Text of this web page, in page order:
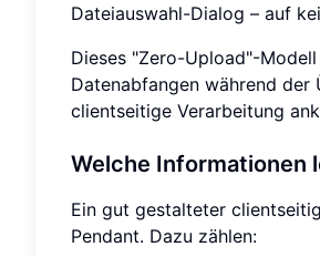
Dateiauswahl-Dialog – auf
Dieses "Zero-Upload"-
Datenabfangen während
clientseitige Verarbeitung
Welche Informationen
Ein gut gestalteter
Pendant. Dazu zählen: